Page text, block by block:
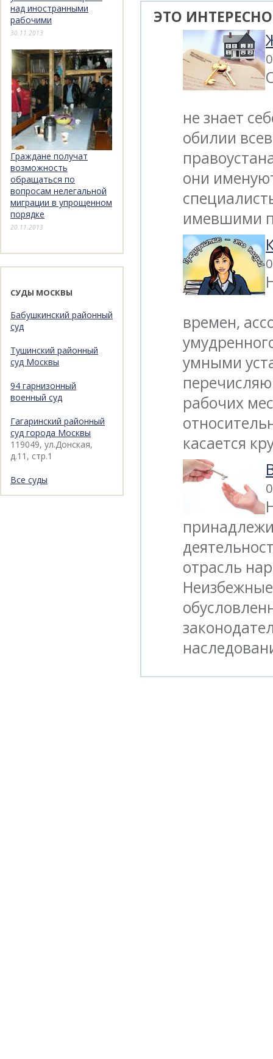
ЭТО ИНТЕРЕСНО
не знает
обилии
они
имевшими
времен,
умными
рабочих
касается
отрасль
над иностранными
рабочими
30.11.2013
Граждане получат
возможность
обращаться по
вопросам нелегальной
миграции в упрощенном
порядке
20.11.2013
СУДЫ МОСКВЫ
Бабушкинский районный
суд
Тушинский районный
суд Москвы
94 гарнизонный
военный суд
Гагаринский районный
суд города Москвы
119049, ул.Донская,
д.11, стр.1
Все суды